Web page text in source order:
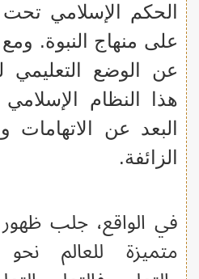
الحكم الإسلامي
على منهاج النبوة.
عن الوضع
هذا النظام
البعد عن الاتهامات
الزائفة.
في الواقع، جلب ظهور
متميزة للعالم